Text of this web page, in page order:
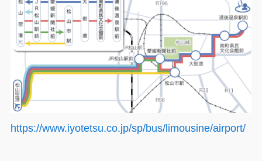
https://www.iyotetsu.co.jp/sp/bus/limousine/airport/